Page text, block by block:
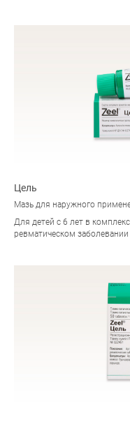
Цель
Мазь для наружного
Для детей с 6 лет в
ревматическом заболевании